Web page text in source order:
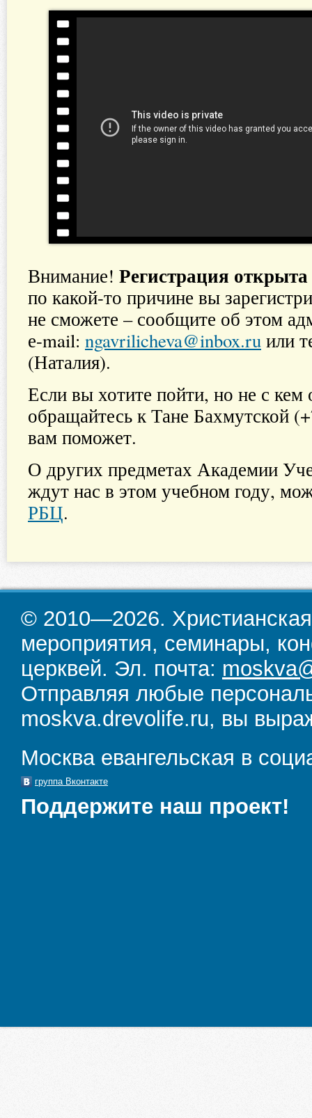
Внимание! Регистрация
по какой-то причине вы
не сможете – сообщите об этом
е-mail: ngavrilicheva@inbox.ruили
(Наталия).
Если вы хотите пойти, но не с кем
обращайтесь к Тане Бахмутской
вам поможет.
О других предметах Академии
ждут нас в этом учебном году,
РБЦ.
© 2010—2026.
мероприятия, семинары,
церквей. Эл. почта:
Отправляя любые
moskva.drevolife.ru, вы
Москва евангельская в
группа Вконтакте
Поддержите наш проект!